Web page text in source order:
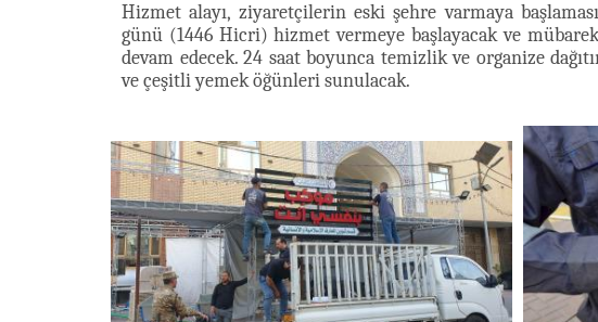
Hizmet alayı, ziyaretçilerin eski şehre varmaya
günü (1446 Hicri) hizmet vermeye başlayacak ve
devam edecek. 24 saat boyunca temizlik ve organize
ve çeşitli yemek öğünleri sunulacak.​​​​​​​